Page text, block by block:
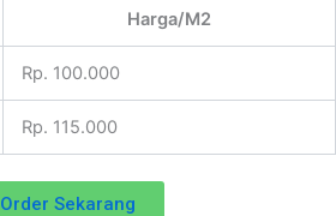
Harga/M2
Rp. 100.000
Rp. 115.000
Order Sekarang